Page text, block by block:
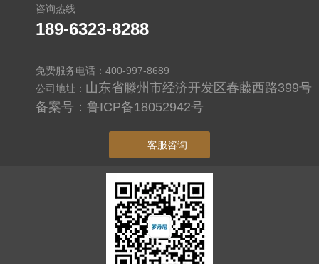
咨询热线
189-6323-8288
免费服务电话：400-997-8689
公司地址： 山东省滕州市经济开发区春藤西路399号
备案号： 鲁ICP备18052942号
客服咨询